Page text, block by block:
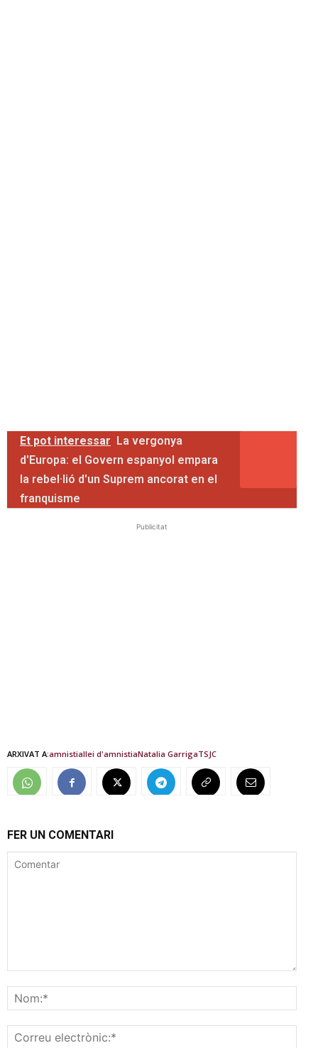
Et pot interessar La vergonya
d'Europa: el Govern espanyol empara
la rebel·lió d'un Suprem ancorat en el
franquisme
Publicitat
ARXIVAT A:amnistiallei d'amnistiaNatalia GarrigaTSJC
FER UN COMENTARI